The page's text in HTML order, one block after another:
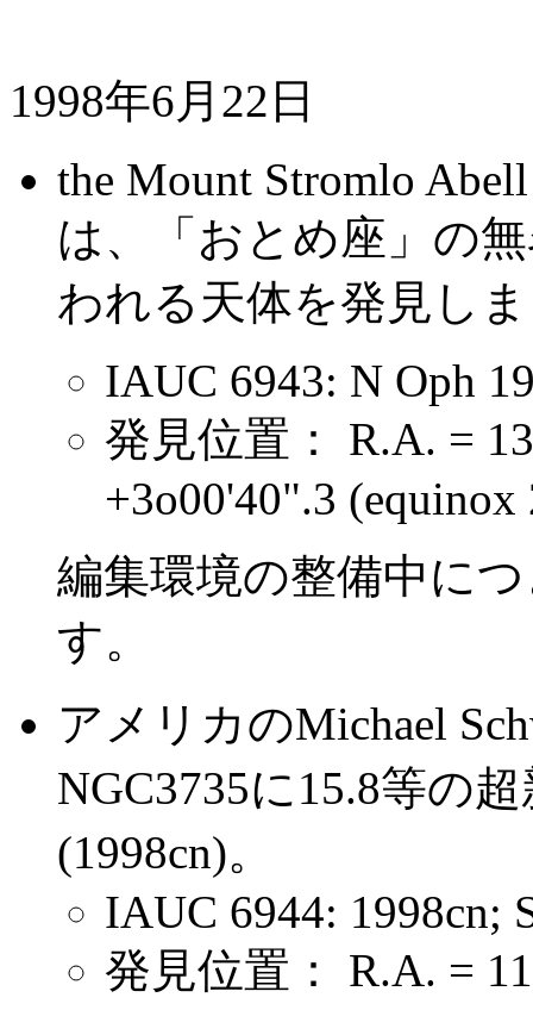
1998年6月22日
the Mount Stromlo Abell
は、「おとめ座」の
われる天体を発見し
IAUC 6943: N Oph
発見位置： R.A. =
+3o00'40".3 (equinox
編集環境の整備中に
す。
アメリカのMichael
NGC3735に15.8等の
(1998cn)。
IAUC 6944: 1998cn;
発見位置： R.A. =